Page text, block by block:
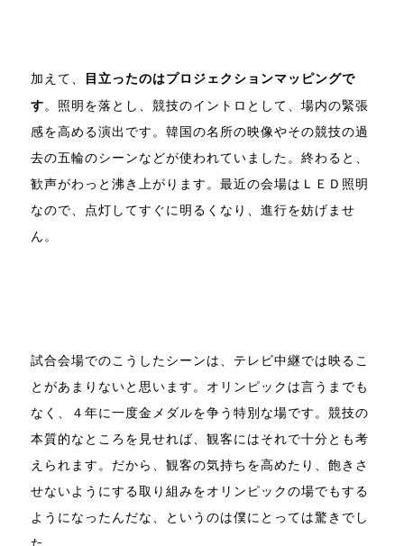
加えて、
目立ったのはプロジェクションマッピングで
す。照明を落とし、競技のイントロとして、場内の緊張
感を高める演出です。韓国の名所の映像やその競技の過
去の五輪のシーンなどが使われていました。終わると、
歓声がわっと沸き上がります。最近の会場はＬＥＤ照明
なので、点灯してすぐに明るくなり、進行を妨げませ
ん。
試合会場でのこうしたシーンは、テレビ中継では映るこ
とがあまりないと思います。オリンピックは言うまでも
なく、４年に一度金メダルを争う特別な場です。競技の
本質的なところを見せれば、観客にはそれで十分とも考
えられます。だから、観客の気持ちを高めたり、飽きさ
せないようにする取り組みをオリンピックの場でもする
ようになったんだな、というのは僕にとっては驚きでし